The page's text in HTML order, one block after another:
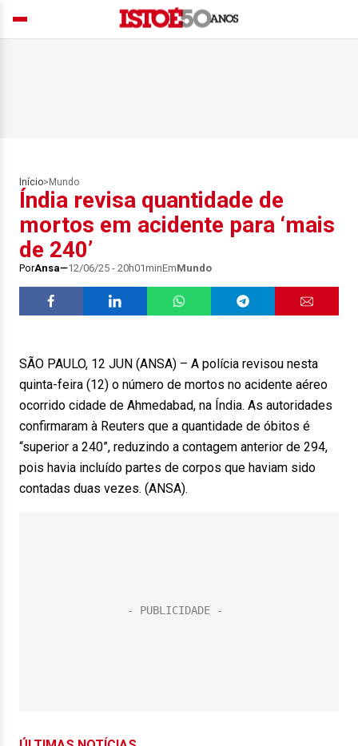
Início> Mundo
Índia revisa quantidade de
mortos em acidente para ‘mais
de 240’
PorAnsa 12/06/25 - 20h01minEmMundo
SÃO PAULO, 12 JUN (ANSA) – A polícia revisou nesta
quinta-feira (12) o número de mortos no acidente aéreo
ocorrido cidade de Ahmedabad, na Índia. As autoridades
confirmaram à Reuters que a quantidade de óbitos é
“superior a 240”, reduzindo a contagem anterior de 294,
pois havia incluído partes de corpos que haviam sido
contadas duas vezes. (ANSA).